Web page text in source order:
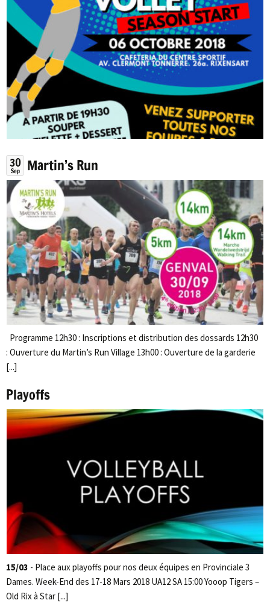
30
Sep Martin’s Run
Programme 12h30 : Inscriptions et distribution des dossards 12h30
: Ouverture du Martin’s Run Village 13h00 : Ouverture de la garderie
[...]
Playoffs
15/03 - Place aux playoffs pour nos deux équipes en Provinciale 3
Dames. Week-End des 17-18 Mars 2018 UA12 SA 15:00 Yooop Tigers –
Old Rix à Star [...]